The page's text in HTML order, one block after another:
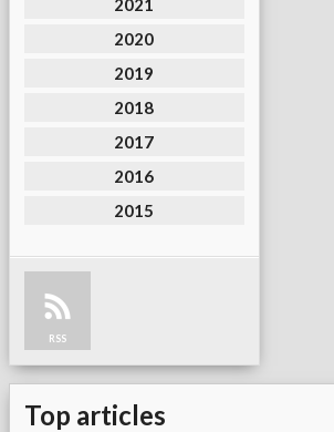
2021
2020
2019
2018
2017
2016
2015
RSS
Top articles